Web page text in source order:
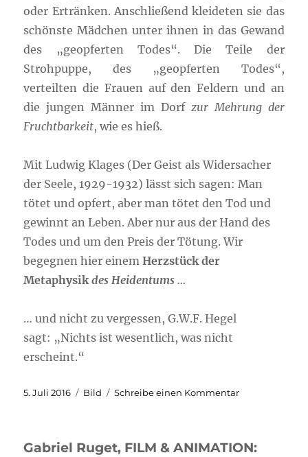
oder Ertränken. Anschließend kleideten sie das
schönste Mädchen unter ihnen in das Gewand
des „geopferten Todes“. Die Teile der
Strohpuppe, des „geopferten Todes“,
verteilten die Frauen auf den Feldern und an
die jungen Männer im Dorf zur Mehrung der
Fruchtbarkeit, wie es hieß.
Mit Ludwig Klages (Der Geist als Widersacher
der Seele, 1929-1932) lässt sich sagen: Man
tötet und opfert, aber man tötet den Tod und
gewinnt an Leben. Aber nur aus der Hand des
Todes und um den Preis der Tötung. Wir
begegnen hier einemHerzstück der
Metaphysikdes Heidentums …
… und nicht zu vergessen, G.W.F. Hegel
sagt: „Nichts ist wesentlich, was nicht
erscheint.“
Veröffentlicht
5. Juli 2016 Format
Bild Schreibe einen Kommentarzu
Gabriel Ruget, FILM & ANIMATION: